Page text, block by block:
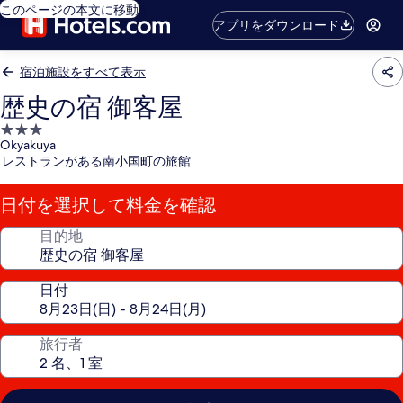
このページの本文に移動
アプリをダウンロード
宿泊施設をすべて表示
歴史の宿 御客屋
3.0
つ
星
宿
泊
施
Okyakuya
レストランがある南小国町の旅館
日付を選択して料金を確認
目的地
日付
旅行者